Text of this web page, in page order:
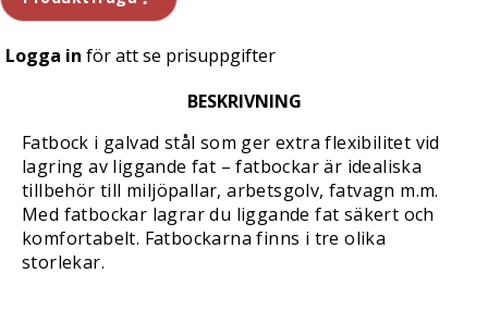
Logga in för att se prisuppgifter
BESKRIVNING
Fatbock i galvad stål som ger extra flexibilitet vid
lagring av liggande fat – fatbockar är idealiska
tillbehör till miljöpallar, arbetsgolv, fatvagn m.m.
Med fatbockar lagrar du liggande fat säkert och
komfortabelt. Fatbockarna finns i tre olika
storlekar.